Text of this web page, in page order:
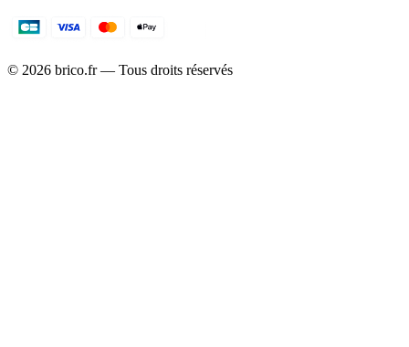
© 2026 brico.fr — Tous droits réservés